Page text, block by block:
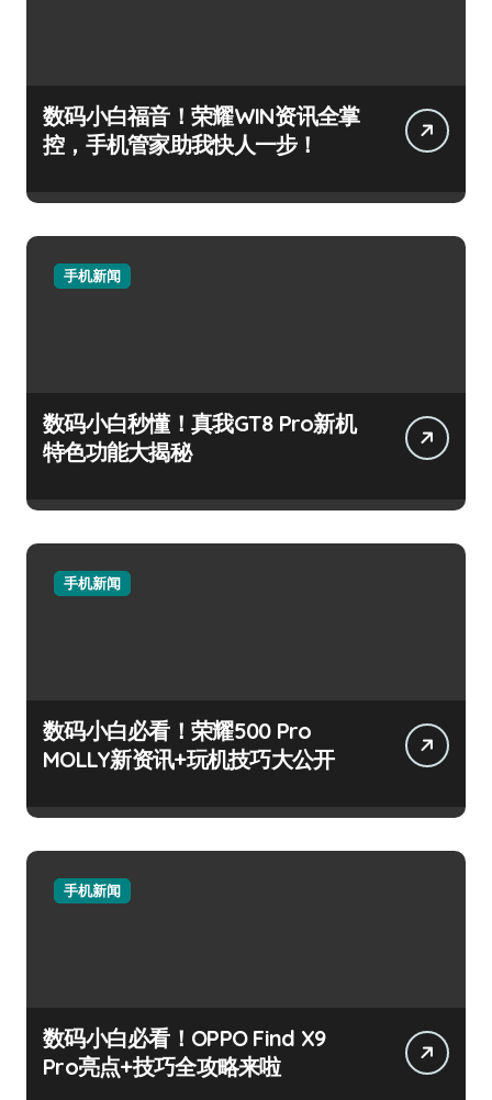
数码小白福音！荣耀WIN资讯全掌
控，手机管家助我快人一步！
手机新闻
数码小白秒懂！真我GT8 Pro新机
特色功能大揭秘
手机新闻
数码小白必看！荣耀500 Pro
MOLLY新资讯+玩机技巧大公开
手机新闻
数码小白必看！OPPO Find X9
Pro亮点+技巧全攻略来啦